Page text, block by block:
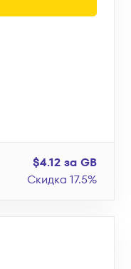
$4.12 за GB
Скидка 17.5%